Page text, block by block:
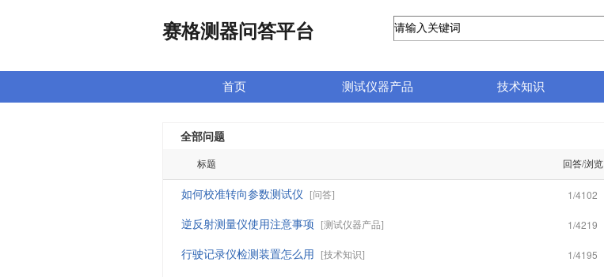
赛格测器问答平台
首页 测试仪器产品 技术知识
全部问题
标题 回答/浏览
如何校准转向参数测试仪 [问答] 1/4102
逆反射测量仪使用注意事项 [测试仪器产品] 1/4219
行驶记录仪检测装置怎么用 [技术知识] 1/4195